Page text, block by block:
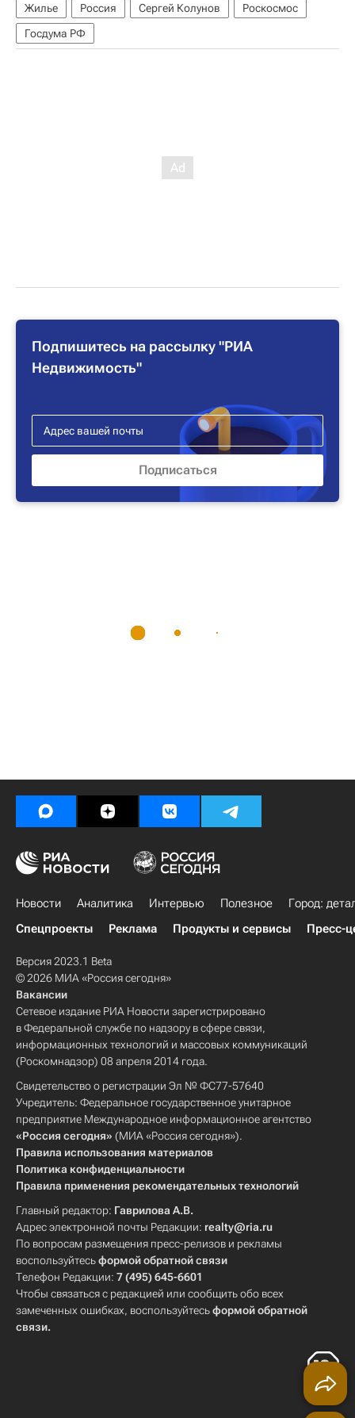
Жилье Россия Сергей Колунов
Роскосмос
Госдума РФ
Подпишитесь на рассылку "РИА
Недвижимость"
Новости Аналитика Интервью Полезное
Город:
Спецпроекты
Реклама Продукты и сервисы Пресс-
Версия 2023.1 Beta
© 2026 МИА «Россия сегодня»
Вакансии
Сетевое издание РИА Новости зарегистрировано
в Федеральной службе по надзору в сфере связи,
информационных технологий и массовых коммуникаций
(Роскомнадзор) 08 апреля 2014 года.
Свидетельство о регистрации Эл № ФС77-57640
Учредитель: Федеральное государственное унитарное
предприятие Международное информационное агентство
«Россия сегодня» (МИА «Россия сегодня»).
Правила использования материалов
Политика конфиденциальности
Правила применения рекомендательных технологий
Главный редактор: Гаврилова А.В.
Адрес электронной почты Редакции: realty@ria.ru
По вопросам размещения пресс-релизов и рекламы
воспользуйтесьформой обратной связи
Телефон Редакции: 7 (495) 645-6601
Чтобы связаться с редакцией или сообщить обо всех
замеченных ошибках, воспользуйтесьформой обратной
связи.